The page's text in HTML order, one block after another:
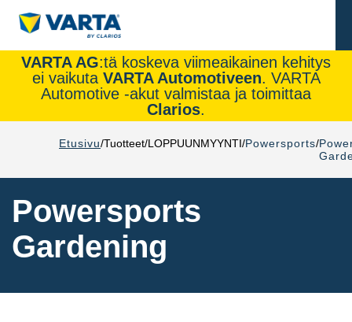
VARTA AG:tä koskeva viimeaikainen kehitys
ei vaikuta VARTA Automotiveen. VARTA
Automotive -akut valmistaa ja toimittaa
Clarios.
Etusivu Tuotteet LOPPUUNMYYNTI Powersports
Powersports
Gardening